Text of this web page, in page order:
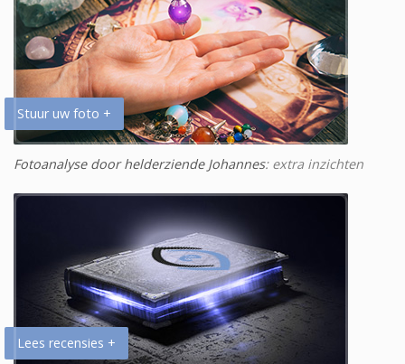
Stuur uw foto +
Fotoanalyse door helderziende Johannes: extra inzichten
Lees recensies +